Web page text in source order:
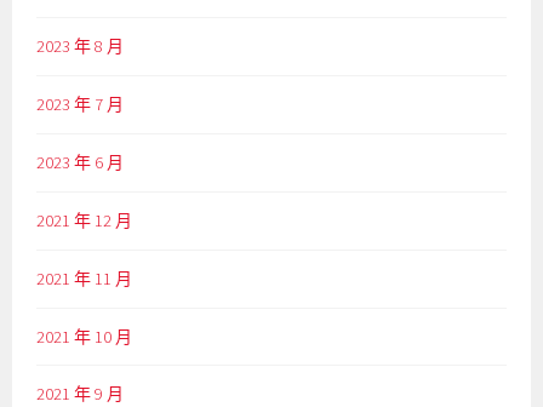
2023 年 8 月
2023 年 7 月
2023 年 6 月
2021 年 12 月
2021 年 11 月
2021 年 10 月
2021 年 9 月